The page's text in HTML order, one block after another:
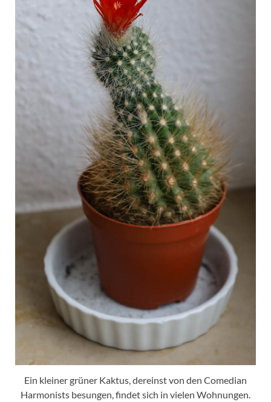
Ein kleiner grüner Kaktus, dereinst von den Comedian
Harmonists besungen, findet sich in vielen Wohnungen.